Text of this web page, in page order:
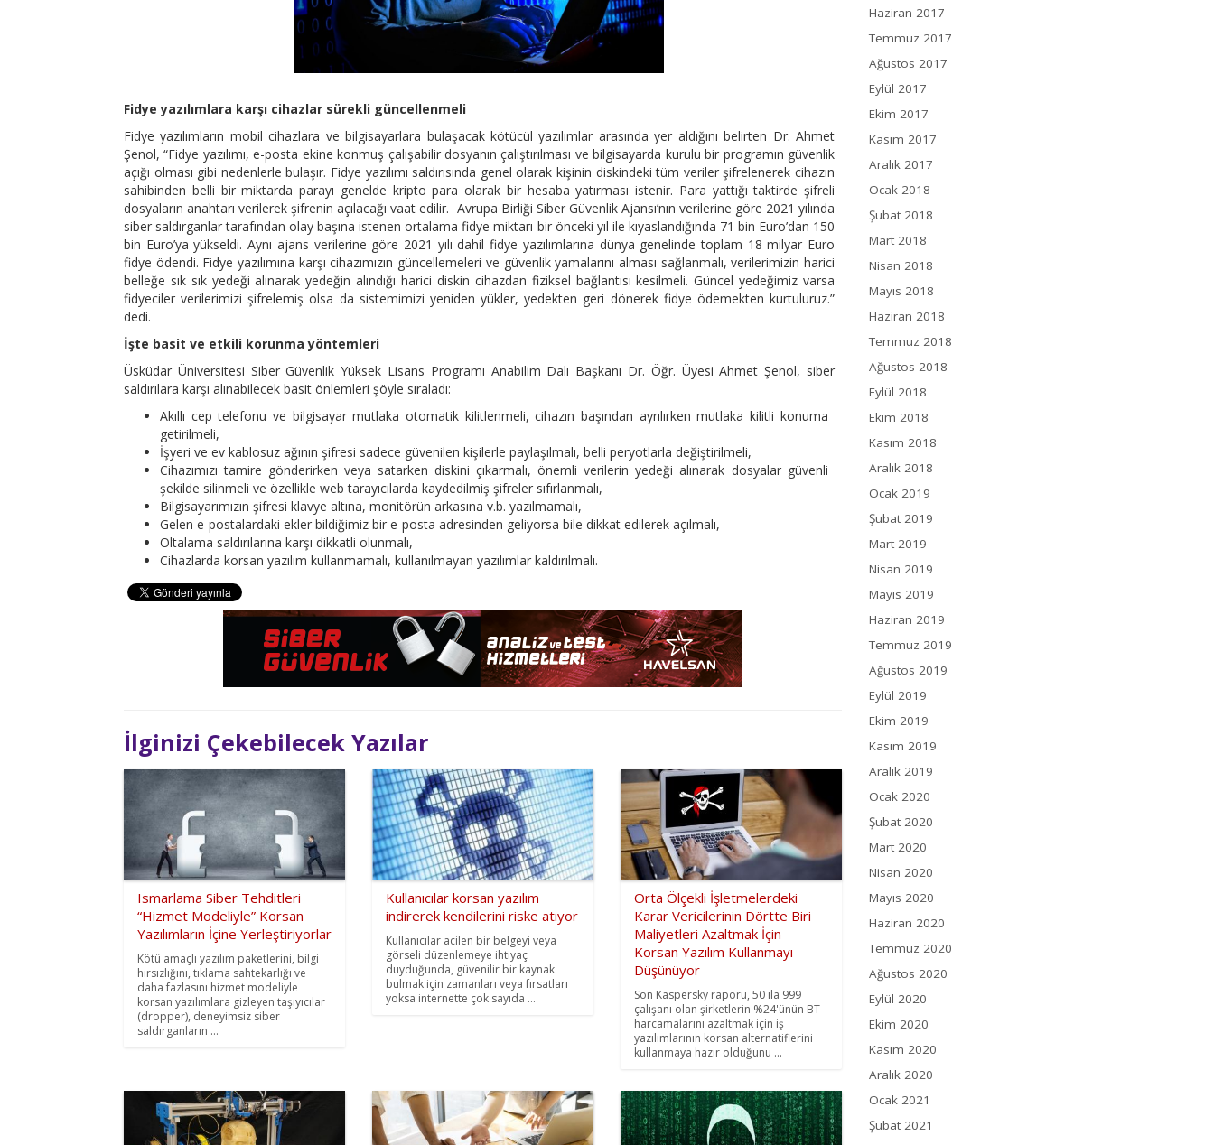
Fidye yazılımlara karşı cihazlar sürekli güncellenmeli
Fidye yazılımların mobil cihazlara ve bilgisayarlara bulaşacak kötücül yazılımlar arasında yer aldığını belirten Dr. Ahmet
Şenol, “Fidye yazılımı, e-posta ekine konmuş çalışabilir dosyanın çalıştırılması ve bilgisayarda kurulu bir programın güvenlik
açığı olması gibi nedenlerle bulaşır. Fidye yazılımı saldırısında genel olarak kişinin diskindeki tüm veriler şifrelenerek cihazın
sahibinden belli bir miktarda parayı genelde kripto para olarak bir hesaba yatırması istenir. Para yattığı taktirde şifreli
dosyaların anahtarı verilerek şifrenin açılacağı vaat edilir. Avrupa Birliği Siber Güvenlik Ajansı’nın verilerine göre 2021 yılında
siber saldırganlar tarafından olay başına istenen ortalama fidye miktarı bir önceki yıl ile kıyaslandığında 71 bin Euro’dan 150
bin Euro’ya yükseldi. Aynı ajans verilerine göre 2021 yılı dahil fidye yazılımlarına dünya genelinde toplam 18 milyar Euro
fidye ödendi. Fidye yazılımına karşı cihazımızın güncellemeleri ve güvenlik yamalarını alması sağlanmalı, verilerimizin harici
belleğe sık sık yedeği alınarak yedeğin alındığı harici diskin cihazdan fiziksel bağlantısı kesilmeli. Güncel yedeğimiz varsa
fidyeciler verilerimizi şifrelemiş olsa da sistemimizi yeniden yükler, yedekten geri dönerek fidye ödemekten kurtuluruz.”
dedi.
İşte basit ve etkili korunma yöntemleri
Üsküdar Üniversitesi Siber Güvenlik Yüksek Lisans Programı Anabilim Dalı Başkanı Dr. Öğr. Üyesi Ahmet Şenol, siber
saldırılara karşı alınabilecek basit önlemleri şöyle sıraladı:
Akıllı cep telefonu ve bilgisayar mutlaka otomatik kilitlenmeli, cihazın başından ayrılırken mutlaka kilitli konuma
getirilmeli,
İşyeri ve ev kablosuz ağının şifresi sadece güvenilen kişilerle paylaşılmalı, belli peryotlarla değiştirilmeli,
Cihazımızı tamire gönderirken veya satarken diskini çıkarmalı, önemli verilerin yedeği alınarak dosyalar güvenli
şekilde silinmeli ve özellikle web tarayıcılarda kaydedilmiş şifreler sıfırlanmalı,
Bilgisayarımızın şifresi klavye altına, monitörün arkasına v.b. yazılmamalı,
Gelen e-postalardaki ekler bildiğimiz bir e-posta adresinden geliyorsa bile dikkat edilerek açılmalı,
Oltalama saldırılarına karşı dikkatli olunmalı,
Cihazlarda korsan yazılım kullanmamalı, kullanılmayan yazılımlar kaldırılmalı.
İlginizi Çekebilecek Yazılar
Ismarlama Siber Tehditleri
“Hizmet Modeliyle” Korsan
Yazılımların İçine Yerleştiriyorlar
Kötü amaçlı yazılım paketlerini, bilgi
hırsızlığını, tıklama sahtekarlığı ve
daha fazlasını hizmet modeliyle
korsan yazılımlara gizleyen taşıyıcılar
(dropper), deneyimsiz siber
saldırganların ...
Kullanıcılar korsan yazılım
indirerek kendilerini riske atıyor
Kullanıcılar acilen bir belgeyi veya
görseli düzenlemeye ihtiyaç
duyduğunda, güvenilir bir kaynak
bulmak için zamanları veya fırsatları
yoksa internette çok sayıda ...
Orta Ölçekli İşletmelerdeki
Karar Vericilerinin Dörtte Biri
Maliyetleri Azaltmak İçin
Korsan Yazılım Kullanmayı
Düşünüyor
Son Kaspersky raporu, 50 ila 999
çalışanı olan şirketlerin %24'ünün BT
harcamalarını azaltmak için iş
yazılımlarının korsan alternatiflerini
kullanmaya hazır olduğunu ...
Haziran 2017
Temmuz 2017
Ağustos 2017
Eylül 2017
Ekim 2017
Kasım 2017
Aralık 2017
Ocak 2018
Şubat 2018
Mart 2018
Nisan 2018
Mayıs 2018
Haziran 2018
Temmuz 2018
Ağustos 2018
Eylül 2018
Ekim 2018
Kasım 2018
Aralık 2018
Ocak 2019
Şubat 2019
Mart 2019
Nisan 2019
Mayıs 2019
Haziran 2019
Temmuz 2019
Ağustos 2019
Eylül 2019
Ekim 2019
Kasım 2019
Aralık 2019
Ocak 2020
Şubat 2020
Mart 2020
Nisan 2020
Mayıs 2020
Haziran 2020
Temmuz 2020
Ağustos 2020
Eylül 2020
Ekim 2020
Kasım 2020
Aralık 2020
Ocak 2021
Şubat 2021